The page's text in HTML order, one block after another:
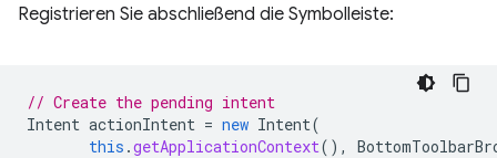
Registrieren Sie abschließend die Symbolleiste:
// Create the pending intent
Intent actionIntent = new Intent(
this .getApplicationContext(),